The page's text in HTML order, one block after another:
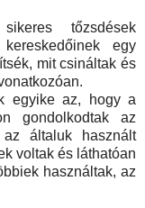
tőzsdések
kereskedőinek egy
mit csináltak és
egyike az, hogy a
gondolkodtak az
általuk használt
voltak és láthatóan
használtak, az